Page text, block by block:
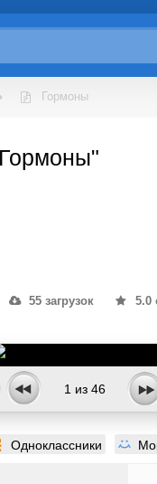
Гормоны
55 загрузок 5.0
1 из 46
Одноклассники